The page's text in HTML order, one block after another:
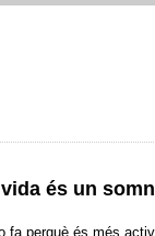
és un
fa perquè és més